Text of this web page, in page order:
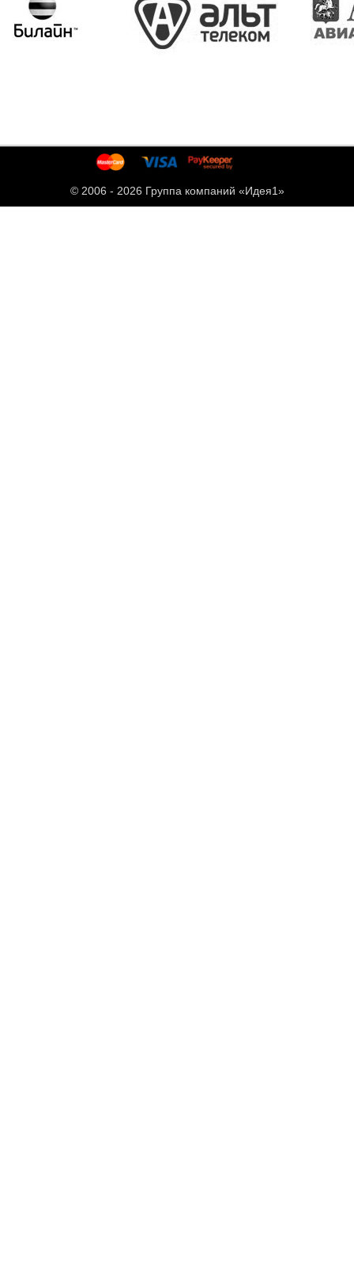
© 2006 - 2026 Группа компаний «Идея1»